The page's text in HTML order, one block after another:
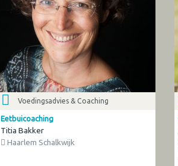
Voedingsadvies & Coaching
Eetbuicoaching
Titia Bakker
Haarlem Schalkwijk